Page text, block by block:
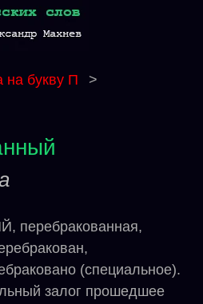
на букву П >
(специальное).
залог прошедшее